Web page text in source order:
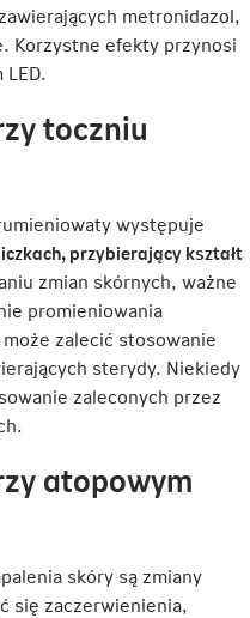
metronidazol,
Korzystne efekty przynosi
toczniu
występuje
przybierający kształt
zmian skórnych, ważne
promieniowania
zalecić stosowanie
sterydy. Niekiedy
zaleconych przez
atopowym
skóry są zmiany
się zaczerwienienia,